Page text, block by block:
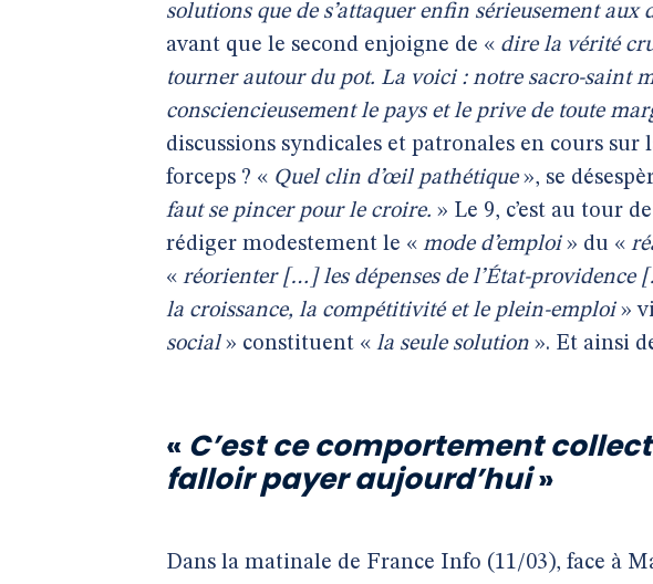
solutions que de s’attaquer enfin sérieusement aux
avant que le second enjoigne de « dire la vérité
tourner autour du pot. La voici : notre sacro-saint
consciencieusement le pays et le prive de toute
discussions syndicales et patronales en cours
forceps ? « Quel clin d’œil pathétique», se
faut se pincer pour le croire. » Le 9, c’est au tour
rédiger modestement le « mode d’emploi» du «
« réorienter […] les dépenses de l’État-providence
la croissance, la compétitivité et le plein-emploi»
social» constituent « la seule solution ». Et ainsi
« C’est ce comportement
falloir payer aujourd’hui»
Dans la matinale de France Info (11/03), face à